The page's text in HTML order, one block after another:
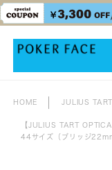
HOME JULIUS
【JULIUS TART
44サイズ（ブリッジ